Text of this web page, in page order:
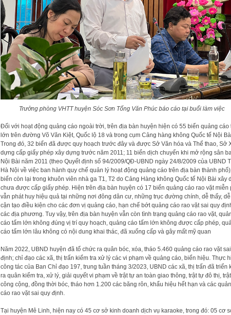
Trưởng phòng VHTT huyện Sóc Sơn Tống Văn Phúc báo cáo tại buổi làm việc
Đối với hoạt động quảng cáo ngoài trời, trên địa bàn huyện hiện có 55 biển quảng cáo
lớn trên đường Võ Văn Kiệt, Quốc lộ 18 và trong cụm Cảng hàng không Quốc tế Nội
Trong đó, 32 biển đã được quy hoạch trước đây và được Sở Văn hóa và Thể thao, Sở
dựng cấp giấy phép xây dựng trước năm 2011; 11 biển dịch chuyển khi mở rộng sân
Nội Bài năm 2011 (theo Quyết định số 94/2009/QĐ-UBND ngày 24/8/2009 của UBND
Hà Nội về việc ban hành quy chế quản lý hoạt động quảng cáo trên địa bàn thành
biển còn lại trong khuôn viên nhà ga T1, T2 do Cảng Hàng không Quốc tế Nội Bài xây
chưa được cấp giấy phép. Hiện trên địa bàn huyện có 17 biển quảng cáo rao vặt miễn
vẫn phát huy hiệu quả tại những nơi đông dân cư, những trục đường chính, dễ thấy,
cận tạo điều kiện cho các đơn vị quảng cáo, hạn chế bớt quảng cáo rao vặt sai quy
các địa phương. Tuy vậy, trên địa bàn huyện vẫn còn tình trạng quảng cáo rao vặt,
cáo tấm lớn không đúng vị trí quy hoạch, quảng cáo tấm lớn không được cấp phép,
cáo tấm lớn lâu không có nội dung khai thác, đã xuống cấp và gây mất mỹ quan
Năm 2022, UBND huyện đã tổ chức ra quân bóc, xóa, tháo 5.460 quảng cáo rao vặt
định; chỉ đạo các xã, thị trấn kiểm tra xử lý các vi phạm về quảng cáo, biển hiệu. Thực
công tác của Ban Chỉ đạo 197, trung tuần tháng 3/2023, UBND các xã, thị trấn đã triển
ra quân kiểm tra, xử lý, giải quyết vi phạm về trật tự an toàn giao thông, trật tự đô thị,
công cộng, đồng thời bóc, tháo hơn 1.200 các băng rôn, khẩu hiệu hết hạn và các
cáo rao vặt sai quy định.
Tại huyện Mê Linh, hiện nay có 45 cơ sở kinh doanh dịch vụ karaoke, trong đó: 05 cơ